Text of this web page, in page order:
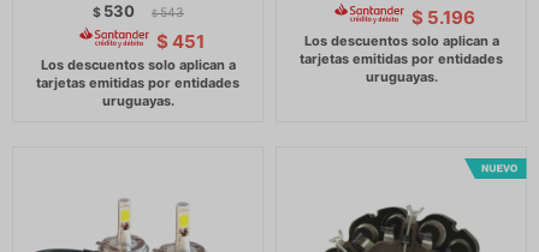
$ 530 $ 543
$ 451
$ 5.196